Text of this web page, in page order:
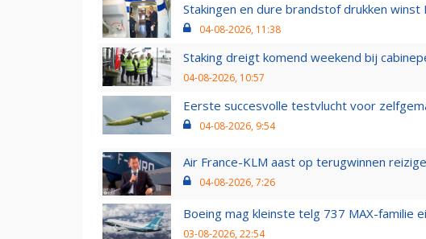
Stakingen en dure brandstof drukken winst
04-08-2026, 11:38
Staking dreigt komend weekend bij
04-08-2026, 10:57
Eerste succesvolle testvlucht voor
04-08-2026, 9:54
Air France-KLM aast op terugwinnen
04-08-2026, 7:26
Boeing mag kleinste telg 737 MAX-familie
03-08-2026, 22:54